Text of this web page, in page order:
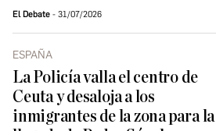
El Debate 31/07/2026
ESPAÑA
La Policía valla el centro de
Ceuta y desaloja a los
inmigrantes de la zona para la